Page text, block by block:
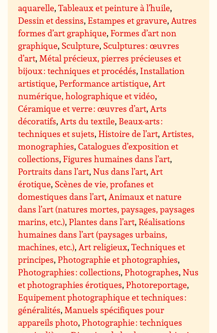
aquarelle,Tableaux et peinture à l’huile,
Dessin et dessins,Estampes et gravure,Autres
formes d’art graphique,Formes d’art non
graphique, Sculpture, Sculptures : œuvres
d’art,Métal précieux, pierres précieuses et
bijoux : techniques et procédés, Installation
artistique,Performance artistique,Art
numérique, holographique et vidéo,
Céramique et verre : œuvres d’art,Arts
décoratifs,Arts du textile, Beaux-arts :
techniques et sujets,Histoire de l’art,Artistes,
monographies,Catalogues d’exposition et
collections,Figures humaines dans l’art,
Portraits dans l’art,Nus dans l’art,Art
érotique, Scènes de vie, profanes et
domestiques dans l’art,Animaux et nature
dans l’art (natures mortes, paysages, paysages
marins, etc.),Plantes dans l’art,Réalisations
humaines dans l’art (paysages urbains,
machines, etc.),Art religieux,Techniques et
principes,Photographie et photographies,
Photographies : collections,Photographes,Nus
et photographies érotiques,Photoreportage,
Equipement photographique et techniques :
généralités,Manuels spécifiques pour
appareils photo,Photographie : techniques